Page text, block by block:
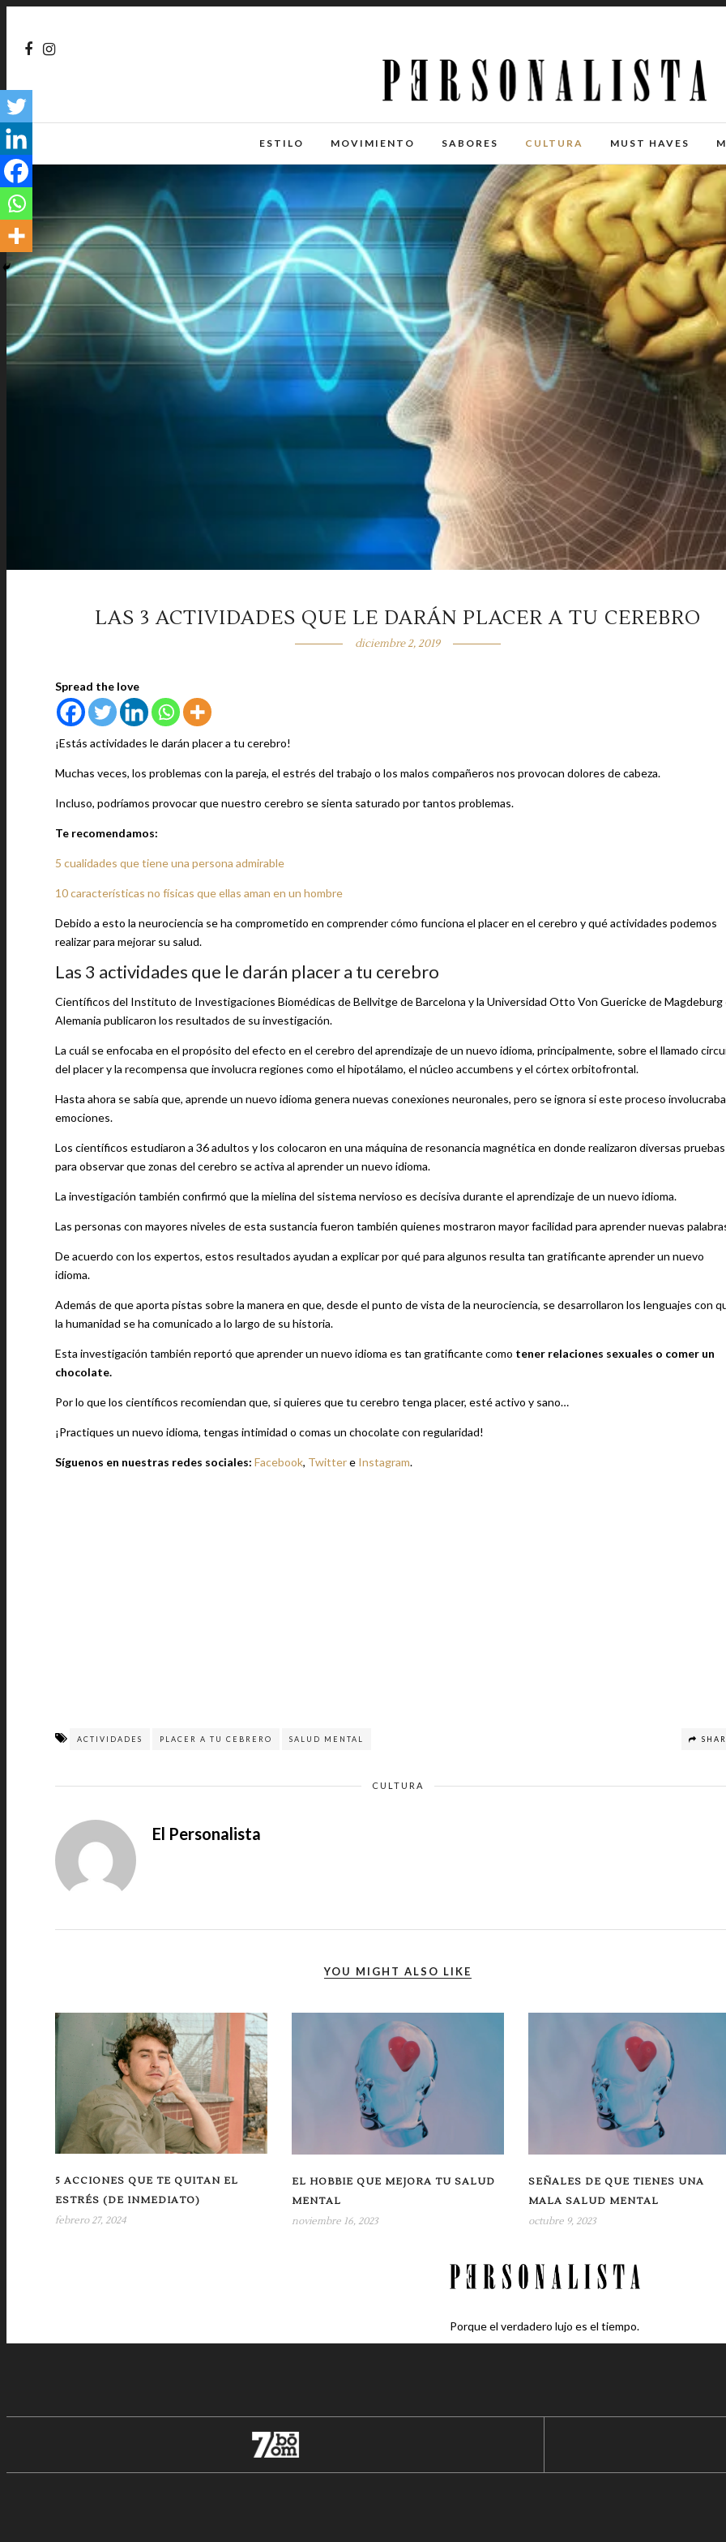
ESTILO MOVIMIENTO SABORES CULTURA MUST HAVES
LAS 3 ACTIVIDADES QUE LE DARÁN PLACER A TU CEREBRO
diciembre 2, 2019
Spread the love
¡Estás actividades le darán placer a tu cerebro!
Muchas veces, los problemas con la pareja, el estrés del trabajo o los malos compañeros nos provocan dolores de cabeza.
Incluso, podríamos provocar que nuestro cerebro se sienta saturado por tantos problemas.
Te recomendamos:
5 cualidades que tiene una persona admirable
10 características no físicas que ellas aman en un hombre
Debido a esto la neurociencia se ha comprometido en comprender cómo funciona el placer en el cerebro y qué actividades podemos
realizar para mejorar su salud.
Las 3 actividades que le darán placer a tu cerebro
Científicos del Instituto de Investigaciones Biomédicas de Bellvitge de Barcelona y la Universidad Otto Von Guericke de Magdeburg
Alemania publicaron los resultados de su investigación.
La cuál se enfocaba en el propósito del efecto en el cerebro del aprendizaje de un nuevo idioma, principalmente, sobre el llamado
del placer y la recompensa que involucra regiones como el hipotálamo, el núcleo accumbens y el córtex orbitofrontal.
Hasta ahora se sabía que, aprende un nuevo idioma genera nuevas conexiones neuronales, pero se ignora si este proceso involucraba
emociones.
Los científicos estudiaron a 36 adultos y los colocaron en una máquina de resonancia magnética en donde realizaron diversas pruebas
para observar que zonas del cerebro se activa al aprender un nuevo idioma.
La investigación también confirmó que la mielina del sistema nervioso es decisiva durante el aprendizaje de un nuevo idioma.
Las personas con mayores niveles de esta sustancia fueron también quienes mostraron mayor facilidad para aprender nuevas
De acuerdo con los expertos, estos resultados ayudan a explicar por qué para algunos resulta tan gratificante aprender un nuevo
idioma.
Además de que aporta pistas sobre la manera en que, desde el punto de vista de la neurociencia, se desarrollaron los lenguajes con
la humanidad se ha comunicado a lo largo de su historia.
Esta investigación también reportó que aprender un nuevo idioma es tan gratificante como tener relaciones sexuales o comer un
chocolate.
Por lo que los científicos recomiendan que, si quieres que tu cerebro tenga placer, esté activo y sano…
¡Practiques un nuevo idioma, tengas intimidad o comas un chocolate con regularidad!
Síguenos en nuestras redes sociales: Facebook, Twittere Instagram.
ACTIVIDADES PLACER A TU CEBRERO SALUD MENTAL
CULTURA
El Personalista
YOU MIGHT ALSO LIKE
5 ACCIONES QUE TE QUITAN EL
ESTRÉS (DE INMEDIATO)
febrero 27, 2024
EL HOBBIE QUE MEJORA TU SALUD
MENTAL
noviembre 16, 2023
SEÑALES DE QUE TIENES UNA
MALA SALUD MENTAL
octubre 9, 2023
Porque el verdadero lujo es el tiempo.